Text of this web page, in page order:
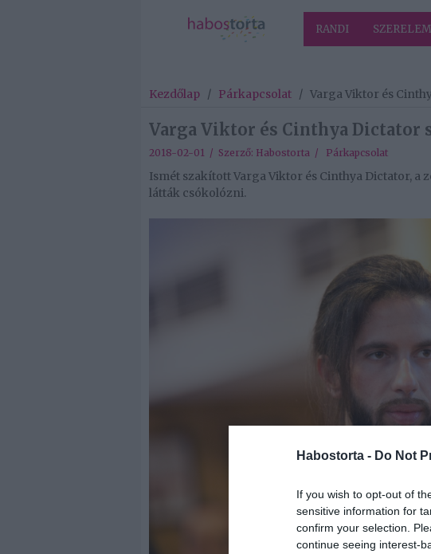
Habostorta - Do Not
If you wish to opt-out of
sensitive information for
confirm your selection.
continue seeing interest-
RANDI SZERELEM
Kezdőlap / Párkapcsolat / Varga Viktor és
Varga Viktor és Cinthya Dictator
2018-02-01 / Szerző: Habostorta / Párkapcsolat
Ismét szakított Varga Viktor és Cinthya Dictator, a
látták csókolózni.